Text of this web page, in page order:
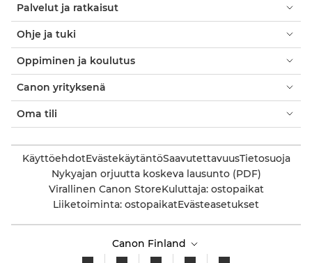
Palvelut ja ratkaisut
Ohje ja tuki
Oppiminen ja koulutus
Canon yrityksenä
Oma tili
KäyttöehdotEvästekäytäntöSaavutettavuusTietosuoja
Nykyajan orjuutta koskeva lausunto (PDF)
Virallinen Canon StoreKuluttaja: ostopaikat
Liiketoiminta: ostopaikatEvästeasetukset
Canon Finland